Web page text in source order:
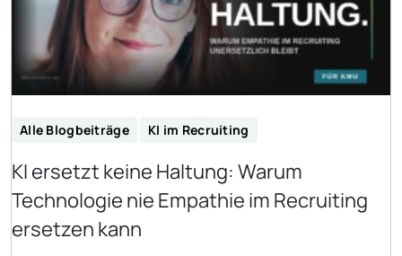
Alle Blogbeiträge KI im Recruiting
KI ersetzt keine Haltung: Warum
Technologie nie Empathie im Recruiting
ersetzen kann